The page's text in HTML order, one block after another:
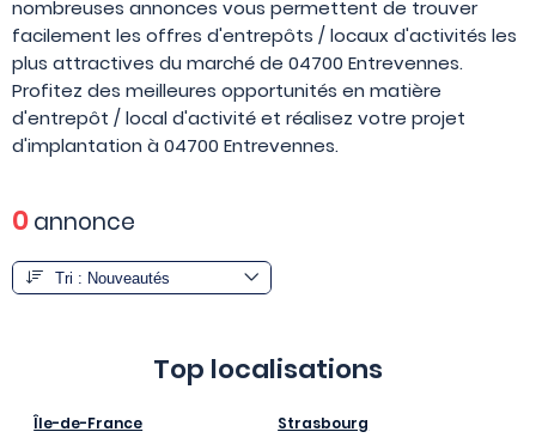
nombreuses annonces vous permettent de trouver
facilement les offres d'entrepôts / locaux d'activités les
plus attractives du marché de 04700 Entrevennes.
Profitez des meilleures opportunités en matière
d'entrepôt / local d'activité et réalisez votre projet
d'implantation à 04700 Entrevennes.
0annonce
Top localisations
Île-de-France
Strasbourg